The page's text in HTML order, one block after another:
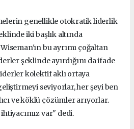
genellikle otokratik liderlik
iki başlık altında
bu ayrımı çoğaltan
şeklinde ayırdığını da ifade
kolektif aklı ortaya
seviyorlar, her şeyi ben
ve köklü çözümler arıyorlar.
var" dedi.